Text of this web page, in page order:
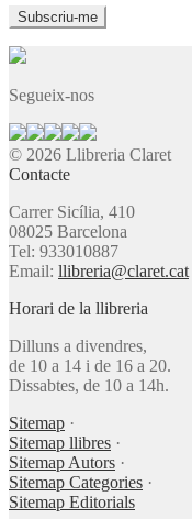
Segueix-nos
© 2026 Llibreria Claret
Contacte
Carrer Sicília, 410
08025 Barcelona
Tel: 933010887
Email: llibreria@claret.cat
Horari de la llibreria
Dilluns a divendres,
de 10 a 14 i de 16 a 20.
Dissabtes, de 10 a 14h.
Sitemap ·
Sitemap llibres ·
Sitemap Autors ·
Sitemap Categories ·
Sitemap Editorials